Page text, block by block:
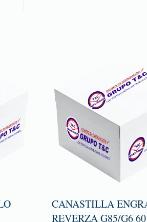
CANASTILLA
REVERZA G85/G6 60